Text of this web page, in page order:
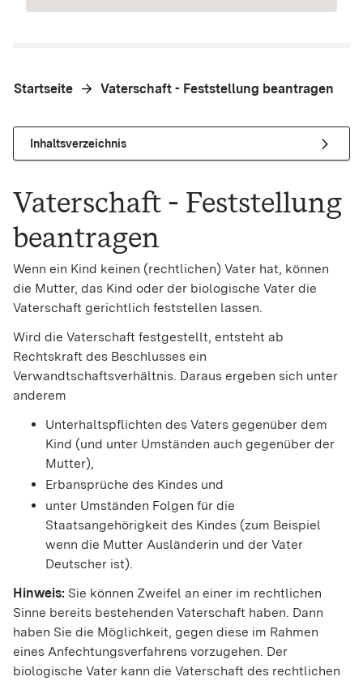
Startseite Vaterschaft - Feststellung beantragen
Inhaltsverzeichnis
Vaterschaft - Feststellung
beantragen
Wenn ein Kind keinen (rechtlichen) Vater hat, können
die Mutter, das Kind oder der biologische Vater die
Vaterschaft gerichtlich feststellen lassen.
Wird die Vaterschaft festgestellt, entsteht ab
Rechtskraft des Beschlusses ein
Verwandtschaftsverhältnis. Daraus ergeben sich unter
anderem
Unterhaltspflichten des Vaters gegenüber dem
Kind (und unter Umständen auch gegenüber der
Mutter),
Erbansprüche des Kindes und
unter Umständen Folgen für die
Staatsangehörigkeit des Kindes (zum Beispiel
wenn die Mutter Ausländerin und der Vater
Deutscher ist).
Hinweis: Sie können Zweifel an einer im rechtlichen
Sinne bereits bestehenden Vaterschaft haben. Dann
haben Sie die Möglichkeit, gegen diese im Rahmen
eines Anfechtungsverfahrens vorzugehen. Der
biologische Vater kann die Vaterschaft des rechtlichen